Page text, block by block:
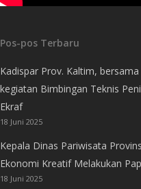
Pos-pos Terbaru
Kadispar Prov. Kaltim,
kegiatan Bimbingan Teknis
Ekraf
18 Juni 2025
Kepala Dinas Pariwisata
Ekonomi Kreatif Melakukan
18 Juni 2025